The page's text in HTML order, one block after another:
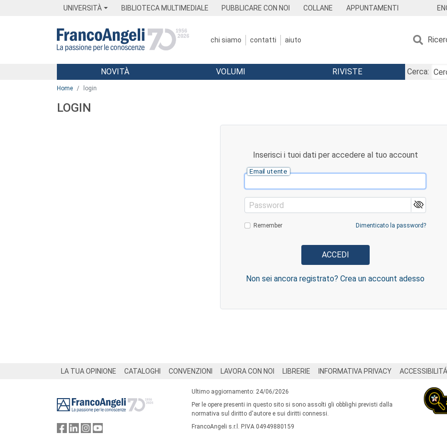
UNIVERSITÀ BIBLIOTECA MULTIMEDIALE PUBBLICARE CON NOI COLLANE APPUNTAMENTI
chi siamo contatti aiuto
Menu
NOVITÀ VOLUMI RIVISTE
Cerca:
Home login
LOGIN
Inserisci i tuoi dati per accedere al tuo account
Email utente
Password
Remember Dimenticato la password?
Non sei ancora registrato? Crea un account adesso
LA TUA OPINIONE CATALOGHI CONVENZIONI LAVORA CON NOI LIBRERIE INFORMATIVA PRIVACY ACCESSIBILITÁ
Ultimo aggiornamento: 24/06/2026
Per le opere presenti in questo sito si sono assolti gli obblighi previsti dalla
normativa sul diritto d'autore e sui diritti connessi.
FrancoAngeli s.r.l. P.IVA 04949880159